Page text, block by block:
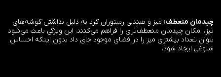
چیدمان منعطف: میز و صندلی رستوران گرد به دلیل نداشتن گوشه‌های
تیز، امکان چیدمان منعطف‌تری را فراهم می‌کنند. این ویژگی باعث می‌شود
بتوان تعداد بیشتری میز را در فضای موجود جای داد بدون اینکه احساس
شلوغی ایجاد شود.